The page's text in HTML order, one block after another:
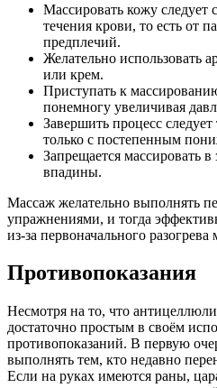
Массировать кожу следует
течения крови, то есть от
предплечий.
Желательно использовать
или крем.
Приступать к
понемногу увеличивая
Завершить процесс
только с постепенным
Запрещается массировать
впадины.
Массаж желательно выполнять
упражнениями, и тогда
из-за первоначального
Противопоказания
Несмотря на то, что
достаточно простым в своём
противопоказаний. В первую
выполнять тем, кто недавно
Если на руках имеются раны,